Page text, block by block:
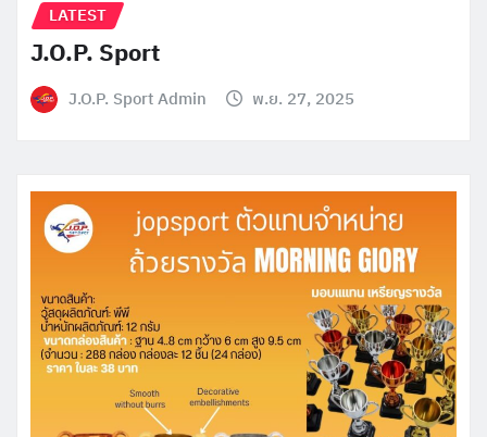
LATEST
J.O.P. Sport
J.O.P. Sport Admin พ.ย. 27, 2025